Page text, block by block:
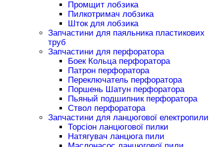
Промщит лобзика
Пилкотримач лобзика
Шток для лобзика
Запчастини для паяльника пластикових
труб
Запчастини для перфоратора
Боек Кольца перфоратора
Патрон перфоратора
Переключатель перфоратора
Поршень Шатун перфоратора
Пьяный подшипник перфоратора
Ствол перфоратора
Запчастини для ланцюгової електропили
Торсіон ланцюгової пилки
Натягувач ланцюга пили